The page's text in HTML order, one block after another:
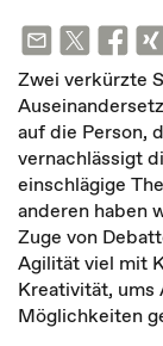
Zwei verkürzte
auf die Person,
vernachlässigt
einschlägige
anderen haben
Zuge von
Agilität viel mit
Kreativität, ums
Möglichkeiten